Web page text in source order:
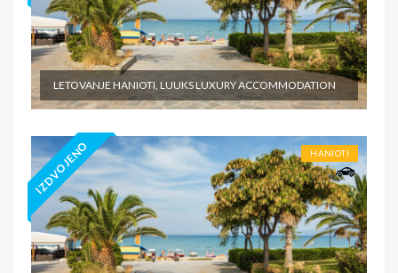
LETOVANJE HANIOTI, LUUKS LUXURY ACCOMMODATION
IZDVOJENO HANIOTI